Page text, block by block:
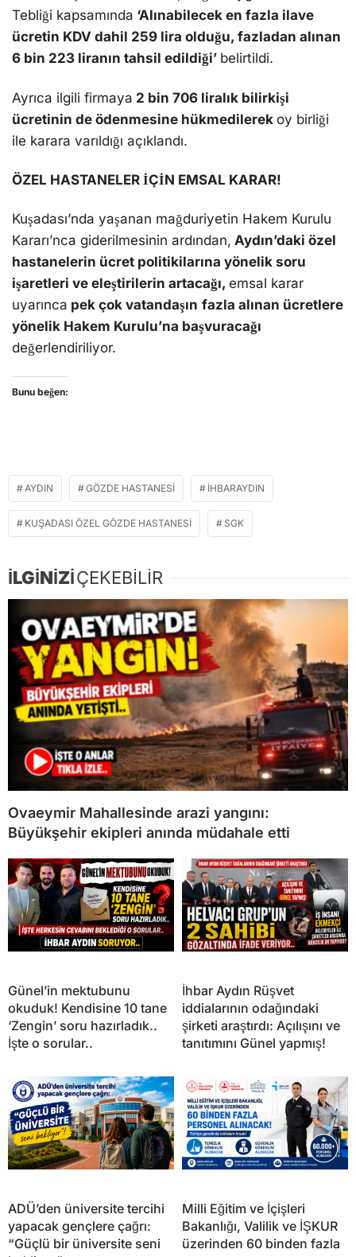
Tebliği kapsamında ‘Alınabilecek en fazla ilave
ücretin KDV dahil 259 lira olduğu, fazladan alınan
6 bin 223 liranın tahsil edildiği’ belirtildi.
Ayrıca ilgili firmaya 2 bin 706 liralık bilirkişi
ücretinin de ödenmesine hükmedilerek oy birliği
ile karara varıldığı açıklandı.
ÖZEL HASTANELER İÇİN EMSAL KARAR!
Kuşadası’nda yaşanan mağduriyetin Hakem Kurulu
Kararı’nca giderilmesinin ardından, Aydın’daki özel
hastanelerin ücret politikilarına yönelik soru
işaretleri ve eleştirilerin artacağı, emsal karar
uyarınca pek çok vatandaşın fazla alınan ücretlere
yönelik Hakem Kurulu’na başvuracağı
değerlendiriliyor.
Bunu beğen:
AYDIN GÖZDE HASTANESI IHBARAYDIN
KUŞADASI ÖZEL GÖZDE HASTANESI SGK
İLGİNİZİÇEKEBİLİR
Ovaeymir Mahallesinde arazi yangını:
Büyükşehir ekipleri anında müdahale etti
Günel’in mektubunu
okuduk! Kendisine 10 tane
‘Zengin’ soru hazırladık..
İşte o sorular..
İhbar Aydın Rüşvet
iddialarının odağındaki
şirketi araştırdı: Açılışını ve
tanıtımını Günel yapmış!
ADÜ’den üniversite tercihi
yapacak gençlere çağrı:
“Güçlü bir üniversite seni
Milli Eğitim ve İçişleri
Bakanlığı, Valilik ve İŞKUR
üzerinden 60 binden fazla